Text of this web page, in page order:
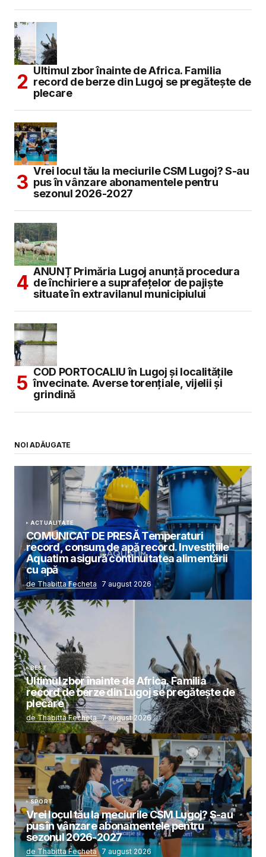
Ultimul zbor înainte de Africa. Familia
record de berze din Lugoj se pregătește de
plecare
Vrei locul tău la meciurile CSM Lugoj? S-au
pus în vânzare abonamentele pentru
sezonul 2026-2027
ANUNȚ Primăria Lugoj anunță procedura
de închiriere a suprafețelor de pajiște
situate în extravilanul municipiului
COD PORTOCALIU în Lugoj și localitățile
învecinate. Averse torențiale, vijelii și
grindină
NOI ADĂUGATE
ACTUALITATE
COMUNICAT DE PRESĂ Temperaturi
record, consum de apă record. Investițiile
Aquatim asigură continuitatea alimentării
cu apă
de Thabitta Fecheta 7 august 2026
BEST
Ultimul zbor înainte de Africa. Familia
record de berze din Lugoj se pregătește de
plecare
de Thabitta Fecheta 7 august 2026
SPORT
Vrei locul tău la meciurile CSM Lugoj? S-au
pus în vânzare abonamentele pentru
sezonul 2026-2027
de Thabitta Fecheta 7 august 2026